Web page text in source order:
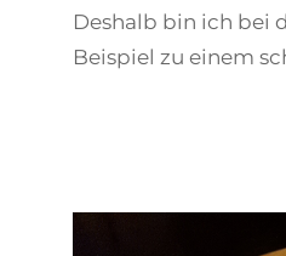
Deshalb bin ich bei
Beispiel zu einem